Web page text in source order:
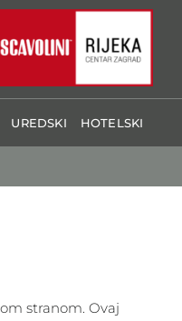
UREDSKI HOTELSKI
stranom. Ovaj